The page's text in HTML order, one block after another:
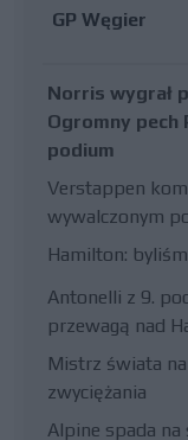
GP Węgier
Norris wygrał
Ogromny
podium
Verstappen
wywalczonym
Hamilton:
Antonelli z 9.
przewagą nad
Mistrz świata
zwyciężania
Alpine spada